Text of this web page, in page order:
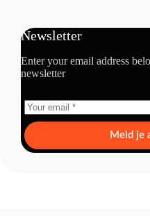
Newsletter
Enter your email address
newsletter
Meld je